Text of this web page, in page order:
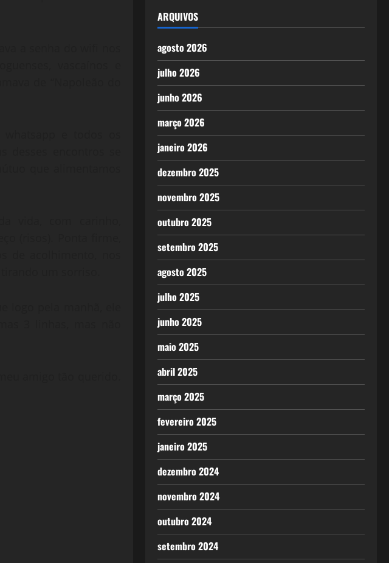
ARQUIVOS
agosto 2026
julho 2026
junho 2026
março 2026
janeiro 2026
dezembro 2025
novembro 2025
outubro 2025
setembro 2025
agosto 2025
julho 2025
junho 2025
maio 2025
abril 2025
março 2025
fevereiro 2025
janeiro 2025
dezembro 2024
novembro 2024
outubro 2024
setembro 2024